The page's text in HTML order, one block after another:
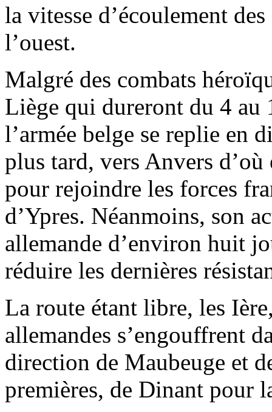
la vitesse d’écoulement
l’ouest.
Malgré des combats
Liège qui dureront du 4 au
l’armée belge se replie en
plus tard, vers Anvers
pour rejoindre les forces
d’Ypres. Néanmoins, son
allemande d’environ huit
réduire les dernières
La route étant libre, les
allemandes s’engouffrent
direction de Maubeuge et
premières, de Dinant pour